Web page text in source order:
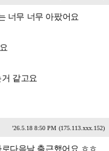
너무 너무 아팠어요
같고요
'26.5.18 8:50 PM (175.113.xxx.152)
다음날 출근했어요 ㅎㅎ